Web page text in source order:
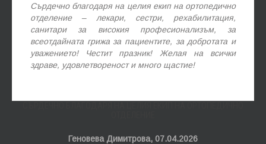
Сърдечно благодаря на целия екип на ортопедично
отделение – лекари, сестри, рехабилитация,
санитари за високия професионализъм, за
всеотдайната грижа за пациентите, за добротата и
уважението! Честит празник! Желая на всички
здраве, удовлетвореност и много щастие!
Геновева Димитрова, 07.04.2026